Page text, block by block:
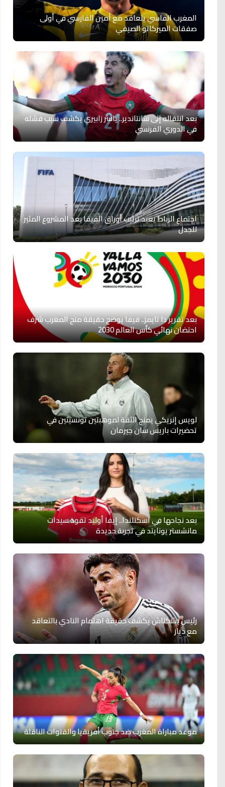
المغرب الفاسي يتعاقد مع أمين الفارسي في أولى
صفقات الميركاتو الصيفي
بعد انتقاله إلى سانتاندير.. ياسر زابيري يكشف سبب فشله
في الدوري الفرنسي
اجتماع الرباط يعيد ترتيب أوراق الفيفا بعد المشروع المثير
للجدل
بعد تقرير ذا تايمز.. فيفا يوضح حقيقة منح المغرب شرف
احتضان نهائي كأس العالم 2030
لويس إنريكي يمنح الثقة لموهبتين تونسيتين في
تحضيرات باريس سان جيرمان
بعد نجاحها في اسكتلندا.. إيفا أوليد تقود سيدات
مانشستر يونايتد في تجربة جديدة
رئيس بشكتاش يكشف حقيقة اهتمام النادي بالتعاقد
مع دياز
موعد مباراة المغرب ضد جنوب أفريقيا والقنوات الناقلة